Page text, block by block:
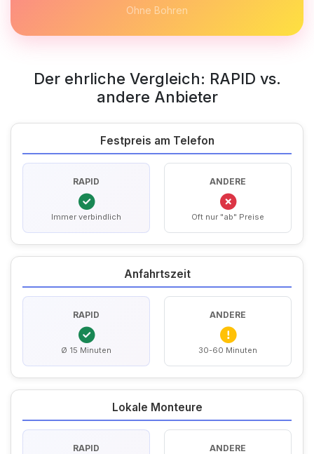
Ohne Bohren
Der ehrliche Vergleich: RAPID vs.
andere Anbieter
Festpreis am Telefon
RAPID
Immer verbindlich
ANDERE
Oft nur "ab" Preise
Anfahrtszeit
RAPID
Ø 15 Minuten
ANDERE
30-60 Minuten
Lokale Monteure
RAPID ANDERE